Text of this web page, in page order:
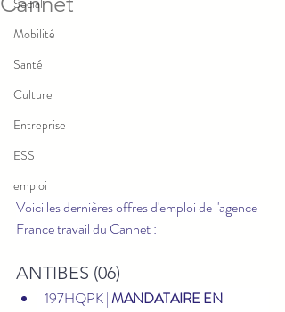
Social
Mobilité
Santé
Culture
Entreprise
ESS
emploi
Voici les dernières offres d'emploi de l'agence
France travail du Cannet :
ANTIBES (06)
197HQPK | MANDATAIRE EN